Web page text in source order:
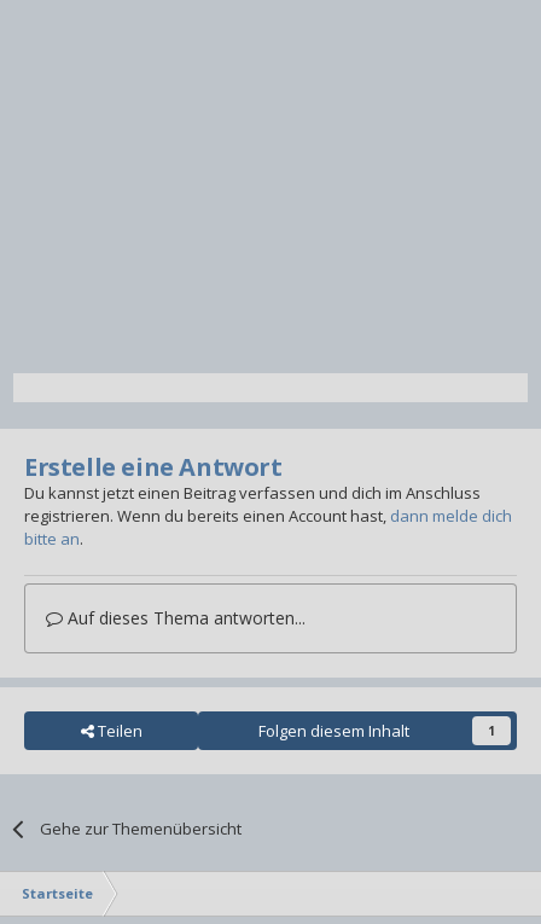
Erstelle eine Antwort
Du kannst jetzt einen Beitrag verfassen und dich im Anschluss
registrieren. Wenn du bereits einen Account hast, dann melde dich
bitte an.
Auf dieses Thema antworten...
Teilen Folgen diesem Inhalt 1
Gehe zur Themenübersicht
Startseite